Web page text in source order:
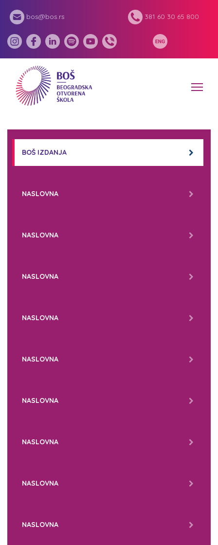
bos@bos.rs 381 60 30 65 800
BOŠ IZDANJA
NASLOVNA
NASLOVNA
NASLOVNA
NASLOVNA
NASLOVNA
NASLOVNA
NASLOVNA
NASLOVNA
NASLOVNA